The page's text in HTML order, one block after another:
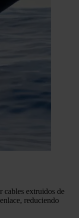
cables extruidos de
reduciendo